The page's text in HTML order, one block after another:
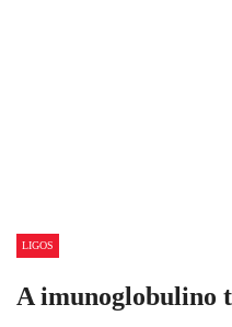
LIGOS
A imunoglobulino